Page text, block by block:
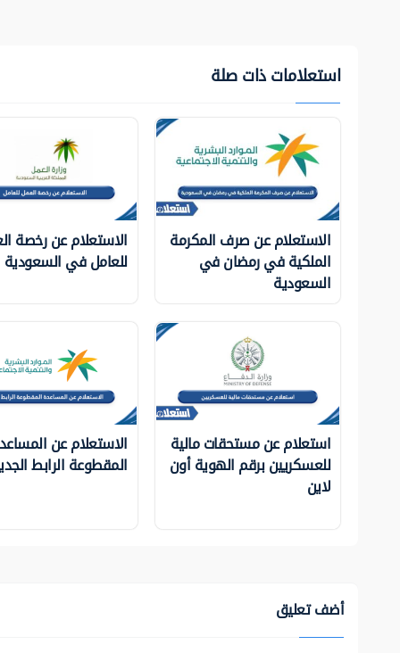
استعلامات ذات صلة
الاستعلام عن صرف المكرمة
الملكية في رمضان في
السعودية
الاستعلام عن رخصة
للعامل في السعودية
استعلام عن مستحقات مالية
للعسكريين برقم الهوية أون
لاين
الاستعلام عن
المقطوعة الرابط
أضف تعليق